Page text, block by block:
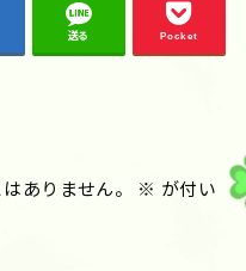
送る Pocket
ありません。 ※ が付い